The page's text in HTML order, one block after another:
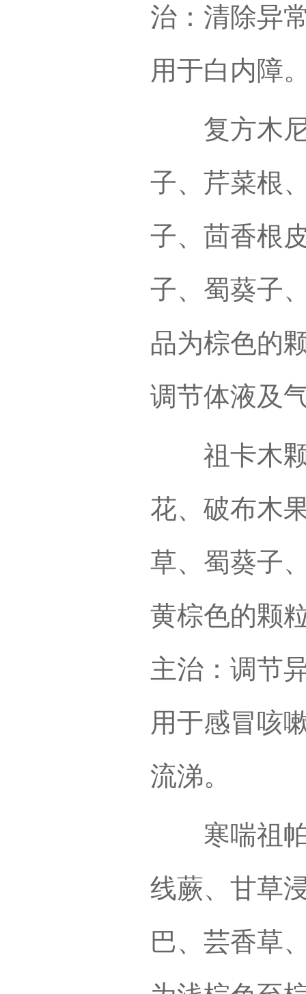
治：清除异
用于白内障
复方木尼
子、芹菜根
子、茴香根
子、蜀葵子
品为棕色的
调节体液及
祖卡木颗
花、破布木
草、蜀葵子
黄棕色的颗
主治：调节
用于感冒咳
流涕。
寒喘祖帕
线蕨、甘草
巴、芸香草